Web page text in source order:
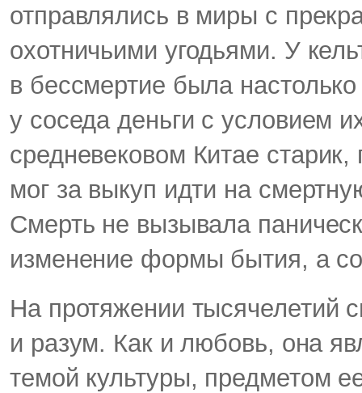
отправлялись в миры с
охотничьими угодьями. У
в бессмертие была
у соседа деньги с условием
средневековом Китае
мог за выкуп идти на
Смерть не вызывала
изменение формы бытия, а
На протяжении тысячелетий
и разум. Как и любовь, она
темой культуры, предметом